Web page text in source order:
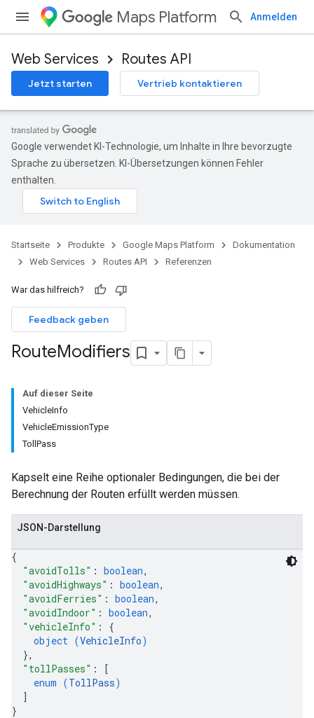
Maps Platform Anmelden
Web Services Routes API
Jetzt starten Vertrieb kontaktieren
Google verwendet KI-Technologie, um Inhalte in Ihre bevorzugte
Sprache zu übersetzen. KI-Übersetzungen können Fehler
enthalten.
Startseite Produkte Google Maps Platform
Dokumentation
Web Services
Routes API Referenzen
War das hilfreich?
Feedback geben
RouteModifiers
Auf dieser Seite
VehicleInfo
VehicleEmissionType
TollPass
Kapselt eine Reihe optionaler Bedingungen, die bei der
Berechnung der Routen erfüllt werden müssen.
JSON-Darstellung
{
"avoidTolls" : boolean,
"avoidHighways" : boolean,
"avoidFerries" : boolean,
"avoidIndoor" : boolean,
"vehicleInfo" : {
object (VehicleInfo)
},
"tollPasses" :
[
enum (TollPass)
]
}